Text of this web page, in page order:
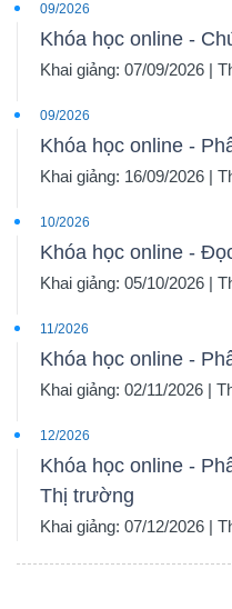
09/2026
Khóa học online -
Khai giảng: 07/09/2026 |
09/2026
Khóa học online -
Khai giảng: 16/09/2026 |
10/2026
Khóa học online -
Khai giảng: 05/10/2026 |
11/2026
Khóa học online -
Khai giảng: 02/11/2026 |
12/2026
Khóa học online -
Thị trường
Khai giảng: 07/12/2026 |